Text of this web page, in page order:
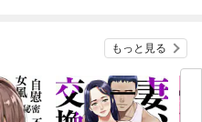
（
もっと見る